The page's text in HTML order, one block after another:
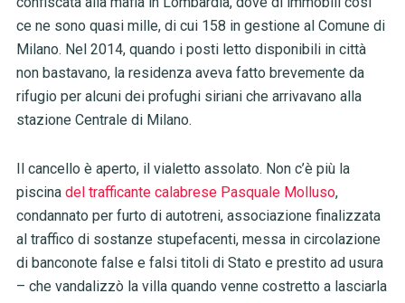
ce ne sono quasi mille, di cui 158 in gestione al Comune di
Milano. Nel 2014, quando i posti letto disponibili in città
non bastavano, la residenza aveva fatto brevemente da
rifugio per alcuni dei profughi siriani che arrivavano alla
stazione Centrale di Milano.
Il cancello è aperto, il vialetto assolato. Non c’è più la
piscina del trafficante calabrese Pasquale Molluso,
condannato per furto di autotreni, associazione finalizzata
al traffico di sostanze stupefacenti, messa in circolazione
di banconote false e falsi titoli di Stato e prestito ad usura
– che vandalizzò la villa quando venne costretto a lasciarla